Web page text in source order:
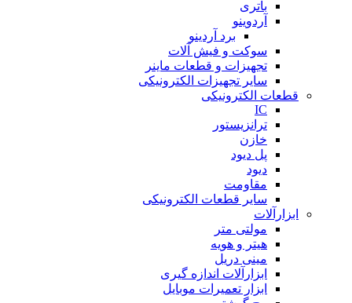
باتری
آردوینو
برد آردینو
سوکت و فیش آلات
تجهیزات و قطعات ماینر
سایر تجهیزات الکترونیکی
قطعات الکترونیکی
IC
ترانزیستور
خازن
پل دیود
دیود
مقاومت
سایر قطعات الکترونیکی
ابزارآلات
مولتی متر
هیتر و هویه
مینی دریل
ابزارآلات اندازه گیری
ابزار تعمیرات موبایل